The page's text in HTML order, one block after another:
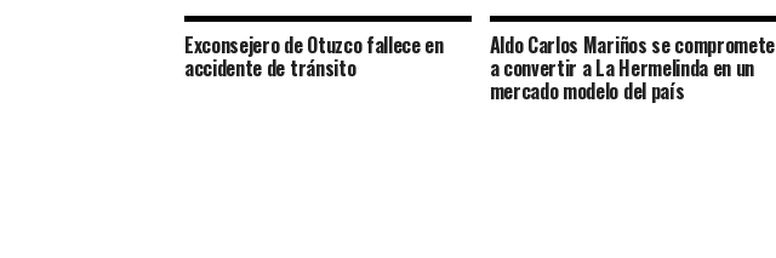
Exconsejero de Otuzco fallece en
accidente de tránsito
Aldo Carlos Mariños se compromete
a convertir a La Hermelinda en un
mercado modelo del país